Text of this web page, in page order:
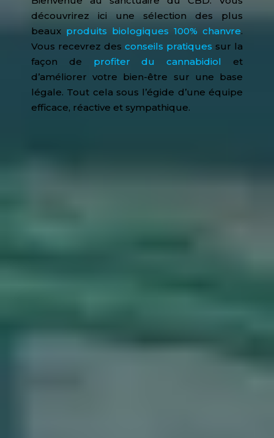
découvrirez ici une sélection des plus
beaux produits biologiques 100% chanvre.
Vous recevrez des conseils pratiques sur la
façon de profiter du cannabidiol et
d’améliorer votre bien-être sur une base
légale. Tout cela sous l’égide d’une équipe
efficace, réactive et sympathique.